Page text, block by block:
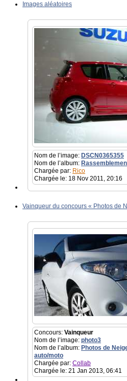
Images aléatoires
Nom de l’image: DSCN0365355
Nom de l’album:
Chargée par: Rico
Chargée le: 18 Nov 2011, 20:16
Vainqueur du concours « Photos de
Concours: Vainqueur
Nom de l’image: photo3
Nom de l’album: Photos de
auto/moto
Chargée par: Collab
Chargée le: 21 Jan 2013, 06:41